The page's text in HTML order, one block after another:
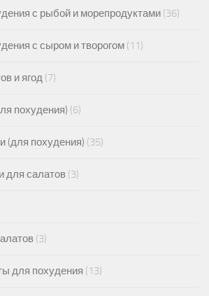
с рыбой и морепродуктами (36)
с сыром и творогом (11)
и ягод (7)
похудения) (6)
(для похудения) (35)
для салатов (3)
(3)
для похудения (13)